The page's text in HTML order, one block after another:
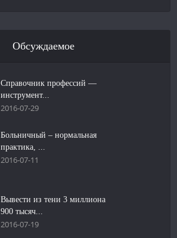
Обсуждаемое
Справочник профессий —
инструмент...
2016-07-29
Больничный – нормальная
практика, ...
2016-07-11
Вывести из тени 3 миллиона
900 тысяч...
2016-07-19